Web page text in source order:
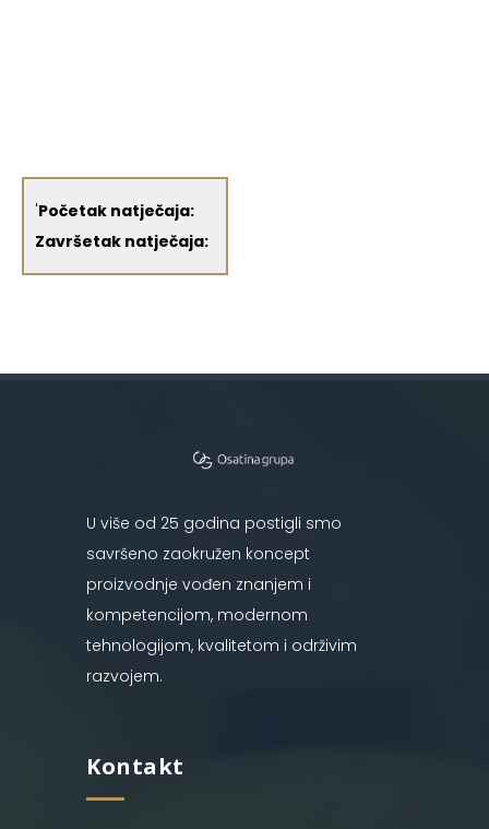
'Početak natječaja:
Završetak natječaja:
U više od 25 godina postigli smo
savršeno zaokružen koncept
proizvodnje vođen znanjem i
kompetencijom, modernom
tehnologijom, kvalitetom i održivim
razvojem.
Kontakt